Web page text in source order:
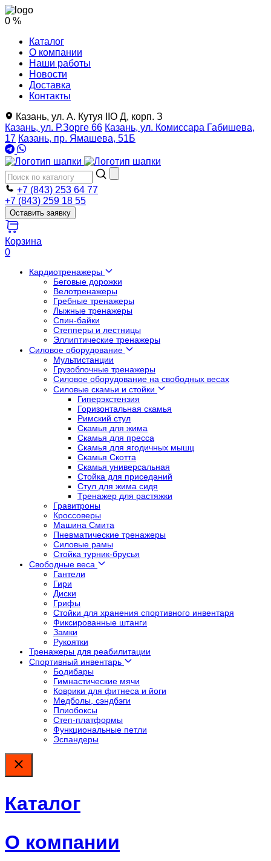
0 %
Каталог
О компании
Наши работы
Новости
Доставка
Контакты
Казань, ул. А. Кутуя IIO Д, корп. З
Казань, ул. Р.Зорге 66 Казань, ул. Комиссара Габишева,
17 Казань, пр. Ямашева, 51Б
+7 (843) 253 64 77
+7 (843) 259 18 55
Оставить заявку
Корзина
0
Кардиотренажеры
Беговые дорожки
Велотренажеры
Гребные тренажеры
Лыжные тренажеры
Спин-байки
Степперы и лестницы
Эллиптические тренажеры
Силовое оборудование
Мультистанции
Грузоблочные тренажеры
Силовое оборудование на свободных весах
Силовые скамьи и стойки
Гиперэкстензия
Горизонтальная скамья
Римский стул
Скамья для жима
Скамья для пресса
Скамья для ягодичных мышц
Скамья Скотта
Скамья универсальная
Стойка для приседаний
Стул для жима сидя
Тренажер для растяжки
Гравитроны
Кроссоверы
Машина Смита
Пневматические тренажеры
Силовые рамы
Стойка турник-брусья
Свободные веса
Гантели
Гири
Диски
Грифы
Стойки для хранения спортивного инвентаря
Фиксированные штанги
Замки
Рукоятки
Тренажеры для реабилитации
Спортивный инвентарь
Бодибары
Гимнастические мячи
Коврики для фитнеса и йоги
Медболы, сэндбэги
Плиобоксы
Степ-платформы
Функциональные петли
Эспандеры
Каталог
О компании